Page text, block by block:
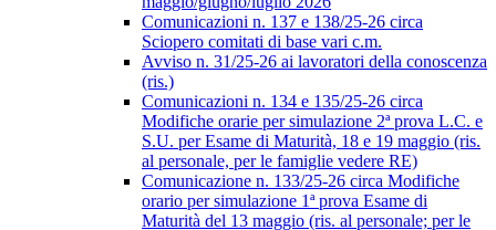
Comunicazioni n. 137 e 138/25-26 circa
Sciopero comitati di base vari c.m.
Avviso n. 31/25-26 ai lavoratori della conoscenza
(ris.)
Comunicazioni n. 134 e 135/25-26 circa
Modifiche orarie per simulazione 2ª prova L.C. e
S.U. per Esame di Maturità, 18 e 19 maggio (ris.
al personale, per le famiglie vedere RE)
Comunicazione n. 133/25-26 circa Modifiche
orario per simulazione 1ª prova Esame di
Maturità del 13 maggio (ris. al personale; per le